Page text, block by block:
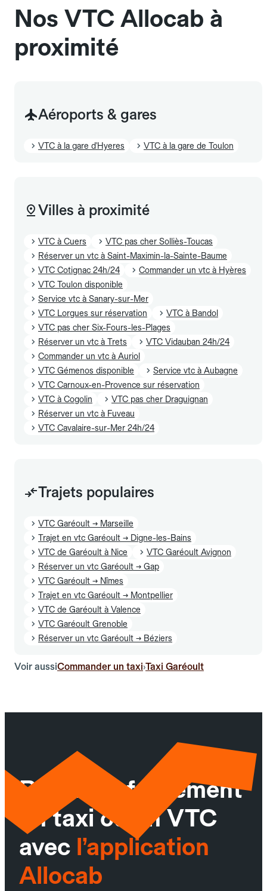
Nos VTC Allocab à
proximité
Aéroports & gares
VTC à la gare d'Hyeres VTC à la gare de Toulon
Villes à proximité
VTC à Cuers
VTC pas cher Solliès-Toucas
Réserver un vtc à Saint-Maximin-la-Sainte-Baume
VTC Cotignac 24h/24
Commander un vtc à Hyères
VTC Toulon disponible
Service vtc à Sanary-sur-Mer
VTC Lorgues sur réservation
VTC à Bandol
VTC pas cher Six-Fours-les-Plages
Réserver un vtc à Trets
VTC Vidauban 24h/24
Commander un vtc à Auriol
VTC Gémenos disponible
Service vtc à Aubagne
VTC Carnoux-en-Provence sur réservation
VTC à Cogolin
VTC pas cher Draguignan
Réserver un vtc à Fuveau
VTC Cavalaire-sur-Mer 24h/24
Trajets populaires
VTC Garéoult → Marseille
Trajet en vtc Garéoult → Digne-les-Bains
VTC de Garéoult à Nice
VTC Garéoult Avignon
Réserver un vtc Garéoult → Gap
VTC Garéoult → Nîmes
Trajet en vtc Garéoult → Montpellier
VTC de Garéoult à Valence
VTC Garéoult Grenoble
Réserver un vtc Garéoult → Béziers
Voir aussiCommander un taxi›Taxi Garéoult
Réservez facilement
un taxi ou un VTC
avec l’application
Allocab